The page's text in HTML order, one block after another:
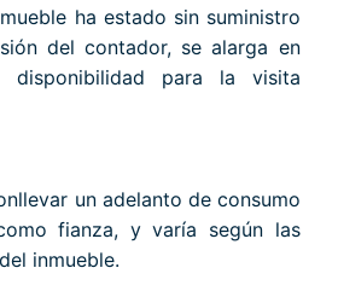
ha estado sin suministro
del contador, se alarga en
para la visita
un adelanto de consumo
fianza, y varía según las
inmueble.